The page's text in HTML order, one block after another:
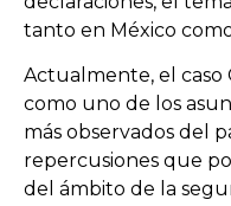
tanto en México
Actualmente, el caso
como uno de los
más observados del
repercusiones que
del ámbito de la